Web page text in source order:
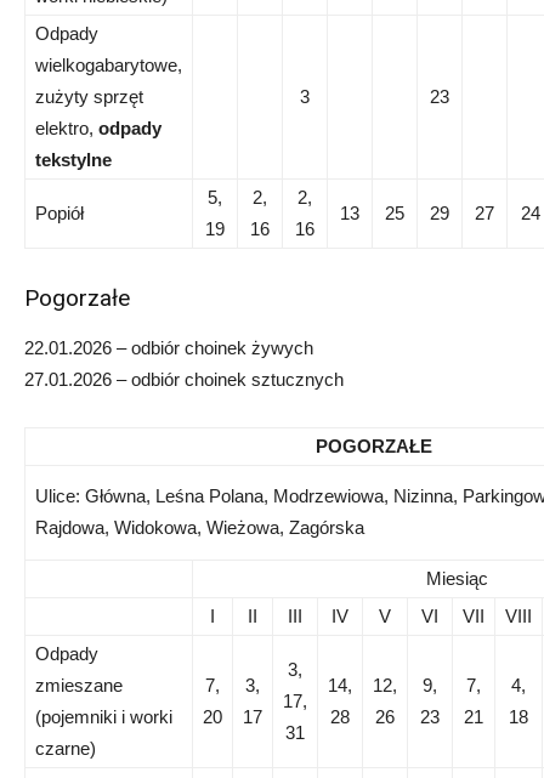
Odpady
wielkogabarytowe,
zużyty sprzęt
elektro, odpady
tekstylne
3 23
Popiół
5,
19
2,
16
2,
16
13 25 29 27 24
Pogorzałe
22.01.2026 – odbiór choinek żywych
27.01.2026 – odbiór choinek sztucznych
POGORZAŁE
Ulice: Główna, Leśna Polana, Modrzewiowa, Nizinna,
Rajdowa, Widokowa, Wieżowa, Zagórska
Miesiąc
I
II III IV V VI VII
VIII
Odpady
zmieszane
(pojemniki i worki
czarne)
7,
20
3,
17
3,
17,
31
14,
28
12,
26
9,
23
7,
21
4,
18